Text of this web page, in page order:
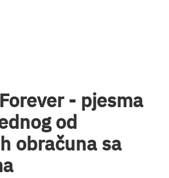
- pjesma
od
obračuna sa